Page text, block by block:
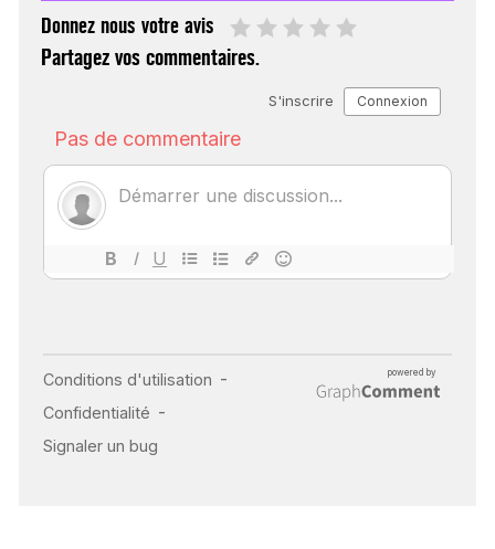
Donnez nous votre avis
Partagez vos commentaires.
ÉCHO : DES IMAGES
POUR TOUTES LES
18 juil 2022
INSUFFISANCE
CARDIAQUE : LES